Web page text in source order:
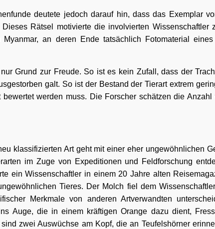
deutete jedoch darauf hin, dass das Exemplar
Rätsel motivierte die involvierten Wissenschaftler
an deren Ende tatsächlich Fotomaterial
Grund zur Freude. So ist es kein Zufall, dass der
galt. So ist der Bestand der Tierart extrem
bewertet werden muss. Die Forscher schätzen die
klassifizierten Art geht mit einer eher ungewöhnlichen
im Zuge von Expeditionen und Feldforschung
ein Wissenschaftler in einem 20 Jahre alten
Tieres. Der Molch fiel dem
Merkmale von anderen Artverwandten
Auge, die in einem kräftigen Orange dazu dient,
zwei Auswüchse am Kopf, die an Teufelshörner